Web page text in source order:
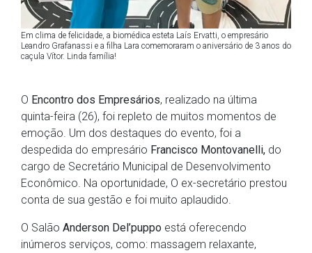
Em clima de felicidade, a biomédica esteta Laís Ervatti, o empresário
Leandro Grafanassi e a filha Lara comemoraram o aniversário de 3 anos do
caçula Vítor. Linda família!
O Encontro dos Empresários, realizado na última
quinta-feira (26), foi repleto de muitos momentos de
emoção. Um dos destaques do evento, foi a
despedida do empresário Francisco Montovanelli, do
cargo de Secretário Municipal de Desenvolvimento
Econômico. Na oportunidade, O ex-secretário prestou
conta de sua gestão e foi muito aplaudido.
O Salão Anderson Del’puppo está oferecendo
inúmeros serviços, como: massagem relaxante,